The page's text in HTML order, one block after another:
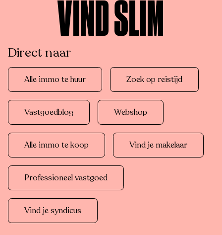
VIND SLIM
Direct naar
Alle immo te huur Zoek op reistijd
Vastgoedblog Webshop
Alle immo te koop Vind je makelaar
Professioneel vastgoed
Vind je syndicus